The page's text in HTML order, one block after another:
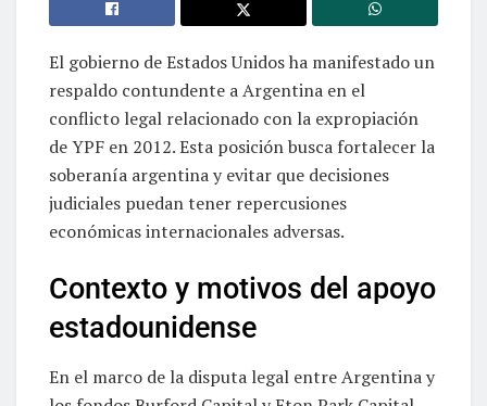
El gobierno de Estados Unidos ha manifestado un
respaldo contundente a Argentina en el
conflicto legal relacionado con la expropiación
de YPF en 2012. Esta posición busca fortalecer la
soberanía argentina y evitar que decisiones
judiciales puedan tener repercusiones
económicas internacionales adversas.
Contexto y motivos del apoyo
estadounidense
En el marco de la disputa legal entre Argentina y